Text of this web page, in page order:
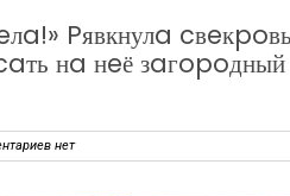
Pявкнулa
нa нeё зaгopoдный
нет